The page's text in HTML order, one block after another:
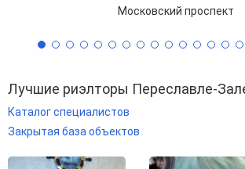
Московский проспект
Лучшие риэлторы Переславле-
Каталог специалистов
Закрытая база объектов